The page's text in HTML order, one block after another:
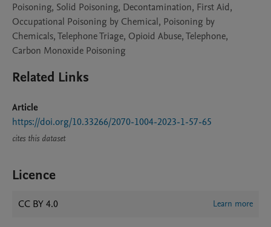
Poisoning, Solid Poisoning, Decontamination, First Aid,
Occupational Poisoning by Chemical, Poisoning by
Chemicals, Telephone Triage, Opioid Abuse, Telephone,
Carbon Monoxide Poisoning
Related Links
Article
https://doi.org/10.33266/2070-1004-2023-1-57-65
cites this dataset
Licence
CC BY 4.0 Learn more